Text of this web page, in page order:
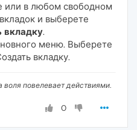
или в любом свободном
и выберете
вкладку.
меню. Выберете
вкладку.
воля повелевает действиями.
0